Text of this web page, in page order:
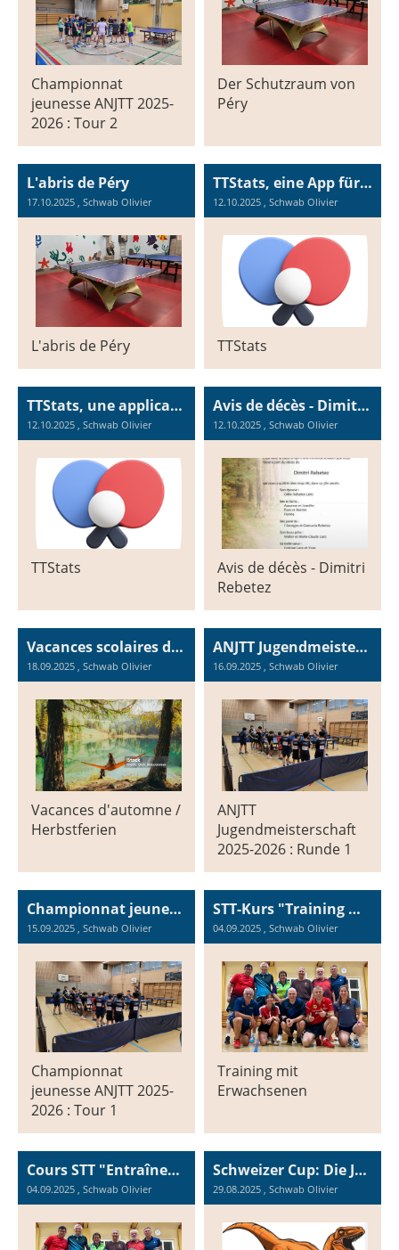
Championnat
jeunesse ANJTT 2025-
2026 : Tour 2
Der Schutzraum von
Péry
L'abris de Péry
17.10.2025 , Schwab Olivier
L'abris de Péry
TTStats, eine App für alle, die alles über ihre Leistungen wissen wollen
12.10.2025 , Schwab Olivier
TTStats
TTStats, une application pour ceux qui veulent tout savoir sur leurs performances
12.10.2025 , Schwab Olivier
TTStats
Avis de décès - Dimitri Rebetez
12.10.2025 , Schwab Olivier
Avis de décès - Dimitri
Rebetez
Vacances scolaires d'automne pour le tennis de table au CTT Omega Bienne / Herbstferien für Tischtennis am TTC Omega Biel
18.09.2025 , Schwab Olivier
Vacances d'automne /
Herbstferien
ANJTT Jugendmeisterschaft 2025-2026 : Runde 1
16.09.2025 , Schwab Olivier
ANJTT
Jugendmeisterschaft
2025-2026 : Runde 1
Championnat jeunesse ANJTT 2025-2026 : Tour 1
15.09.2025 , Schwab Olivier
Championnat
jeunesse ANJTT 2025-
2026 : Tour 1
STT-Kurs "Training mit Erwachsenen"
04.09.2025 , Schwab Olivier
Training mit
Erwachsenen
Cours STT "Entraînements avec des adultes"
04.09.2025 , Schwab Olivier
Schweizer Cup: Die Jagd auf die Raptors ist eröffnet
29.08.2025 , Schwab Olivier